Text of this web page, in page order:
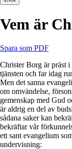
Vem är
Spara som PDF
Christer Borg är präst
tjänsten och far idag
Men det sanna
om omvändelse,
gemenskap med Gud
är aldrig en del av
sådana saker kan
bekräftar vår
ett sant evangelium
undervisning: